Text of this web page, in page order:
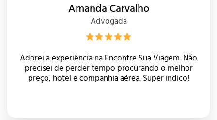
Amanda Carvalho
Advogada
Adorei a experiência na Encontre Sua Viagem. Não
precisei de perder tempo procurando o melhor
preço, hotel e companhia aérea. Super indico!